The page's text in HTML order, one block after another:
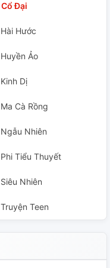
Cổ Đại
Hài Hước
Huyền Ảo
Kinh Dị
Ma Cà Rồng
Ngẫu Nhiên
Phi Tiểu Thuyết
Siêu Nhiên
Truyện Teen